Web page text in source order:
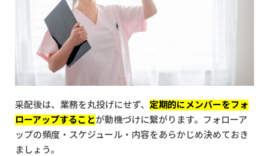
采配後は、業務を丸投げにせず、 定期的にメンバーをフォ
ローアップすることが動機づけに繋がります。フォローア
ップの頻度・スケジュール・内容をあらかじめ決めておき
ましょう。